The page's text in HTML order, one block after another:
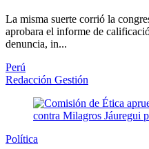
La misma suerte corrió la
aprobara el informe de
denuncia, in...
Perú
Redacción Gestión
Política